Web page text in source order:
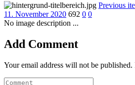
Previous
11. November 2020 692 0 0
No image description ...
Add Comment
Your email address will not be